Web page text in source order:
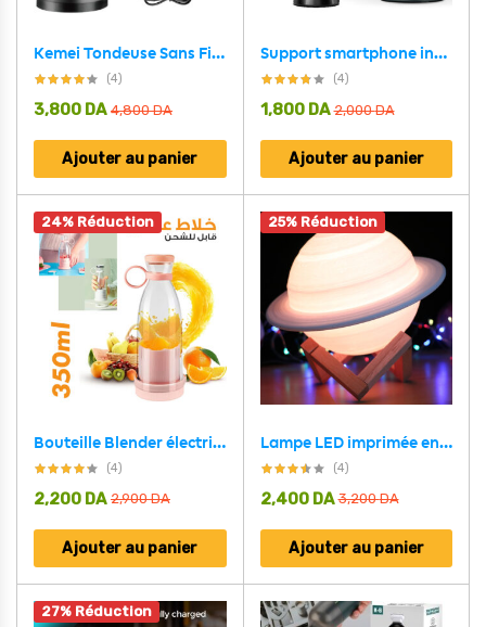
Kemei Tondeuse Sans Fil lavable pour l’aine et le corps pour hommes et femmes KM-1838
(4)
4,800DA
3,800 DA
Ajouter au panier
Support smartphone intelligente de suivi automatique 360 degrés
(4)
2,000DA
1,800 DA
Ajouter au panier
24% Réduction
Bouteille Blender électrique portable rechargeable 350 ml
(4)
2,900DA
2,200 DA
Ajouter au panier
25% Réduction
Lampe LED imprimée en 3D saturne
(4)
3,200DA
2,400 DA
Ajouter au panier
27% Réduction